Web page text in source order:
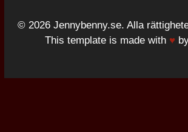
© 2026 Jennybenny.se. Alla
This template is made with ♥